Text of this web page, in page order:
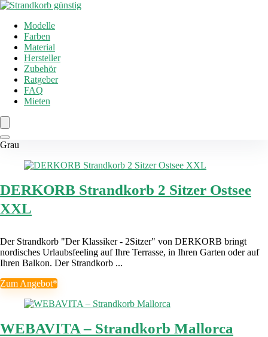
Modelle
Farben
Material
Hersteller
Zubehör
Ratgeber
FAQ
Mieten
Grau
DERKORB Strandkorb 2 Sitzer Ostsee
XXL
Der Strandkorb "Der Klassiker - 2Sitzer" von DERKORB bringt
nordisches Urlaubsfeeling auf Ihre Terrasse, in Ihren Garten oder auf
Ihren Balkon. Der Strandkorb ...
Zum Angebot*
WEBAVITA – Strandkorb Mallorca